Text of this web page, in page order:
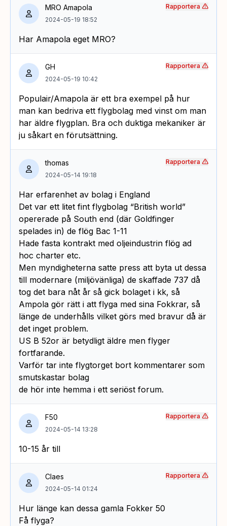
MRO Amapola
2024-05-19 18:52
Har Amapola eget MRO?
Rapportera
GH
2024-05-19 10:42
Populair/Amapola är ett bra exempel på hur
man kan bedriva ett flygbolag med vinst om man
har äldre flygplan. Bra och duktiga mekaniker är
ju såkart en förutsättning.
Rapportera
thomas
2024-05-14 19:18
Har erfarenhet av bolag i England
Det var ett litet fint flygbolag “British world”
opererade på South end (där Goldfinger
spelades in) de flög Bac 1-11
Hade fasta kontrakt med oljeindustrin flög ad
hoc charter etc.
Men myndigheterna satte press att byta ut dessa
till modernare (miljövänliga) de skaffade 737 då
tog det bara nåt år så gick bolaget i kk, så
Ampola gör rätt i att flyga med sina Fokkrar, så
länge de underhålls vilket görs med bravur då är
det inget problem.
US B 52or är betydligt äldre men flyger
fortfarande.
Varför tar inte flygtorget bort kommentarer som
smutskastar bolag
de hör inte hemma i ett seriöst forum.
Rapportera
F50
2024-05-14 13:28
10-15 år till
Rapportera
Claes
2024-05-14 01:24
Hur länge kan dessa gamla Fokker 50
Få flyga?
Rapportera